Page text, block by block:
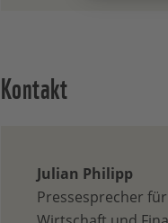
Kontakt
Julian Philipp
Pressesprecher